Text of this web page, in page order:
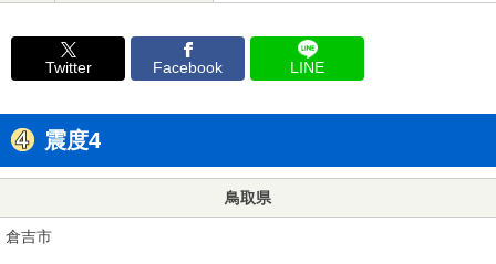
Twitter Facebook LINE
震度4
鳥取県
倉吉市